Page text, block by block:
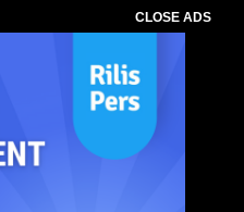
CLOSE ADS